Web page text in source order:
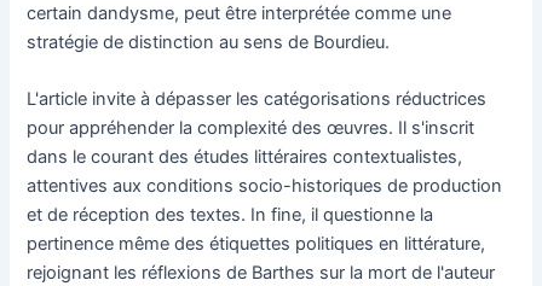
certain dandysme, peut être interprétée comme une
stratégie de distinction au sens de Bourdieu.
L'article invite à dépasser les catégorisations réductrices
pour appréhender la complexité des œuvres. Il s'inscrit
dans le courant des études littéraires contextualistes,
attentives aux conditions socio-historiques de production
et de réception des textes. In fine, il questionne la
pertinence même des étiquettes politiques en littérature,
rejoignant les réflexions de Barthes sur la mort de l'auteur